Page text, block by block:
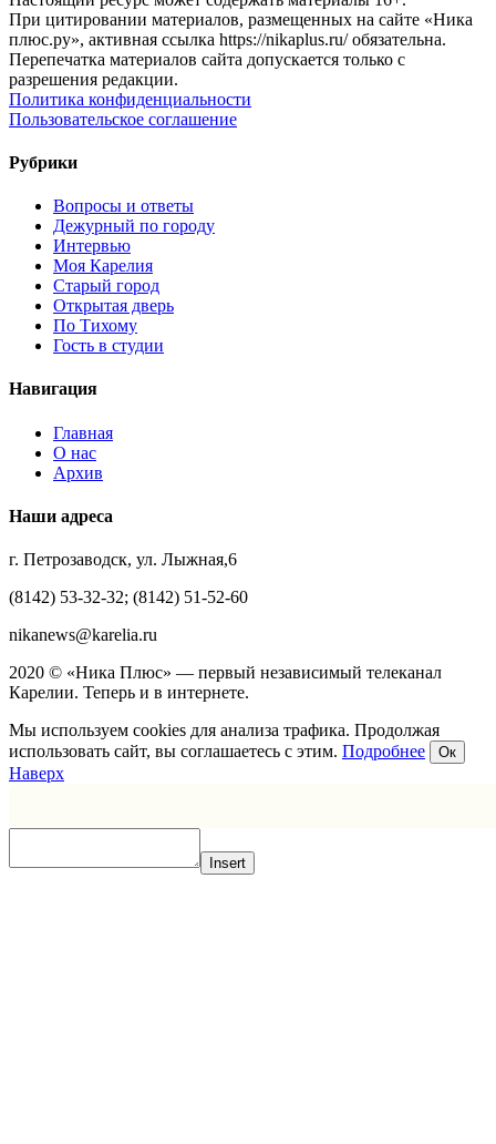
При цитировании материалов, размещенных на сайте «Ника
плюс.ру», активная ссылка https://nikaplus.ru/ обязательна.
Перепечатка материалов сайта допускается только с
разрешения редакции.
Политика конфиденциальности
Пользовательское соглашение
Рубрики
Вопросы и ответы
Дежурный по городу
Интервью
Моя Карелия
Старый город
Открытая дверь
По Тихому
Гость в студии
Навигация
Главная
О нас
Архив
Наши адреса
г. Петрозаводск, ул. Лыжная,6
(8142) 53-32-32; (8142) 51-52-60
nikanews@karelia.ru
2020 © «Ника Плюс» — первый независимый телеканал
Карелии. Теперь и в интернете.
Мы используем cookies для анализа трафика. Продолжая
использовать сайт, вы соглашаетесь с этим. Подробнее Ок
Наверх
Insert